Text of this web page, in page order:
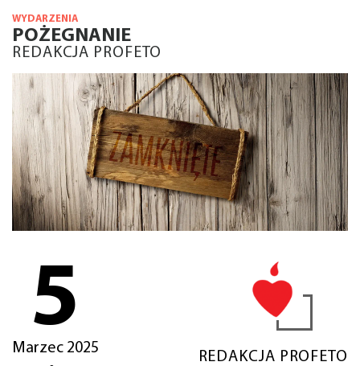
WYDARZENIA
POŻEGNANIE
REDAKCJA PROFETO
5
Marzec 2025
REDAKCJA PROFETO